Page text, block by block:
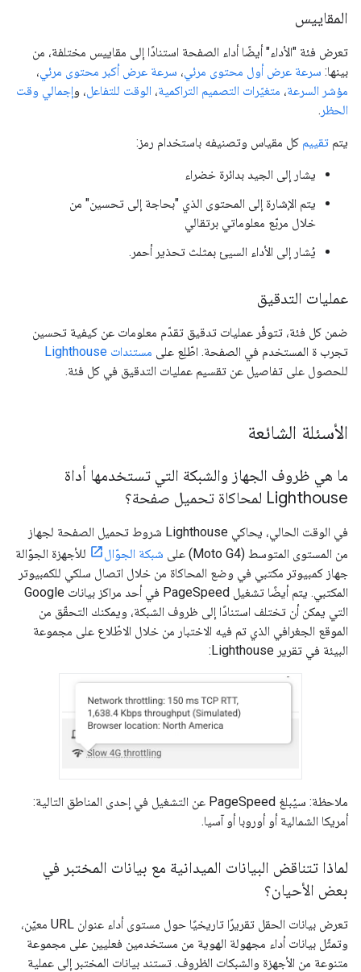
المقاييس
تعرض فئة "الأداء" أيضًا أداء الصفحة استنادًا إلى مقاييس مختلفة، من
بينها: سرعة عرض أول محتوى مرئي ، سرعة عرض أكبر محتوى مرئي ،
مؤشر السرعة، متغيّرات التصميم التراكمية، الوقت للتفاعل ، وإجمالي وقت
الحظر .
يتم تقييم كل مقياس وتصنيفه باستخدام رمز:
يشار إلى الجيد بدائرة خضراء
يتم الإشارة إلى المحتوى الذي "بحاجة إلى تحسين" من
خلال مربّع معلوماتي برتقالي
يُشار إلى الأداء السيئ بمثلث تحذير أحمر.
عمليات التدقيق
ضمن كل فئة، تتوفّر عمليات تدقيق تقدّم معلومات عن كيفية تحسين
تجرب ة المستخدم في الصفحة. اطّلِع على مستندات Lighthouse
للحصول على تفاصيل عن تقسيم عمليات التدقيق في كل فئة.
الأسئلة الشائعة
ما هي ظروف الجهاز والشبكة التي تستخدمها أداة
Lighthouse لمحاكاة تحميل صفحة؟
في الوقت الحالي، يحاكي Lighthouse شروط تحميل الصفحة لجهاز
من المستوى المتوسط (Moto G4) على
شبكة الجوّال
للأجهزة الجوّالة
جهاز كمبيوتر مكتبي في وضع المحاكاة من خلال اتصال سلكي للكمبيوتر
المكتبي. يتم أيضًا تشغيل PageSpeed في أحد مراكز بيانات Google
التي يمكن أن تختلف استنادًا إلى ظروف الشبكة، ويمكنك التحقّق من
الموقع الجغرافي الذي تم فيه الاختبار من خلال الاطّلاع على مجموعة
البيئة في تقرير Lighthouse:
ملاحظة: سيُبلغ PageSpeed عن التشغيل في إحدى المناطق التالية:
أمريكا الشمالية أو أوروبا أو آسيا.
لماذا تتناقض البيانات الميدانية مع بيانات المختبر في
بعض الأحيان؟
تعرض بيانات الحقل تقريرًا تاريخيًا حول مستوى أداء عنوان URL معيّن،
وتمثّل بيانات أداء مجهولة الهوية من مستخدمين فعليين على مجموعة
متنوعة من الأجهزة والشبكات الظروف. تستند بيانات المختبر إلى عملية